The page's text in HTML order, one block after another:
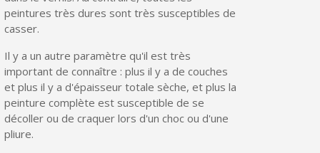
peintures très dures sont très susceptibles de
casser.
Il y a un autre paramètre qu'il est très
important de connaître : plus il y a de couches
et plus il y a d'épaisseur totale sèche, et plus la
peinture complète est susceptible de se
décoller ou de craquer lors d'un choc ou d'une
pliure.